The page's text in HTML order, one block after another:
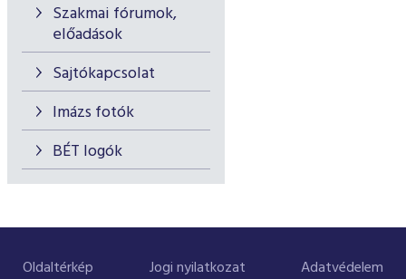
Szakmai fórumok,
előadások
Sajtókapcsolat
Imázs fotók
BÉT logók
Oldaltérkép Jogi nyilatkozat Adatvédelem